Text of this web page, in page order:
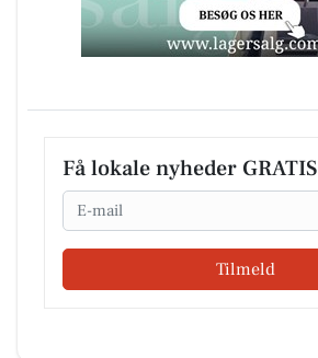
Få lokale nyheder GRATIS
Email
Tilmeld